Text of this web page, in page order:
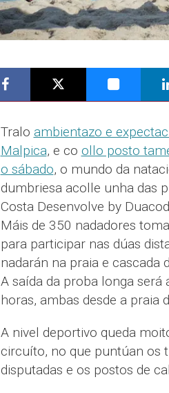
Tralo ambientazo e
Malpica, e co ollo posto
o sábado, o mundo da
dumbriesa acolle unha das
Costa Desenvolve by
Máis de 350 nadadores
para participar nas dúas
nadarán na praia e
A saída da proba longa
horas, ambas desde a praia
A nivel deportivo queda
circuíto, no que puntúan os
disputadas e os postos de